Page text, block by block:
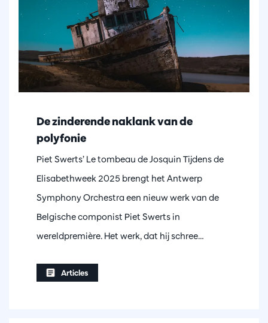
De zinderende naklank van de
polyfonie
Piet Swerts’ Le tombeau de Josquin Tijdens de
Elisabethweek 2025 brengt het Antwerp
Symphony Orchestra een nieuw werk van de
Belgische componist Piet Swerts in
wereldpremière. Het werk, dat hij schree…
Articles